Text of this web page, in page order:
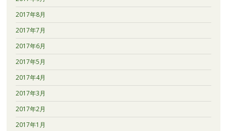
2017年8月
2017年7月
2017年6月
2017年5月
2017年4月
2017年3月
2017年2月
2017年1月